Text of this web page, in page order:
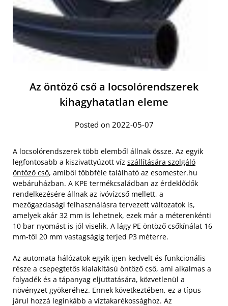
Az öntöző cső a locsolórendszerek
kihagyhatatlan eleme
Posted on 2022-05-07
A locsolórendszerek több elemből állnak össze. Az egyik
legfontosabb a kiszivattyúzott víz szállítására szolgáló
öntöző cső, amiből többféle található az esomester.hu
webáruházban. A KPE termékcsaládban az érdeklődők
rendelkezésére állnak az ivóvízcső mellett, a
mezőgazdasági felhasználásra tervezett változatok is,
amelyek akár 32 mm is lehetnek, ezek már a méterenkénti
10 bar nyomást is jól viselik. A lágy PE öntöző csőkínálat 16
mm-től 20 mm vastagságig terjed P3 méterre.
Az automata hálózatok egyik igen kedvelt és funkcionális
része a csepegtetős kialakítású öntöző cső, ami alkalmas a
folyadék és a tápanyag eljuttatására, közvetlenül a
növényzet gyökeréhez. Ennek következtében, ez a típus
járul hozzá leginkább a víztakarékossághoz. Az